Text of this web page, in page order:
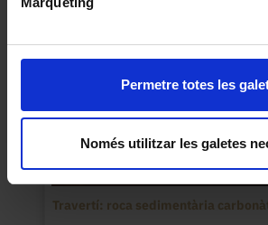
Permetre totes les
Només utilitzar les galetes
Travertí: roca sedimentària